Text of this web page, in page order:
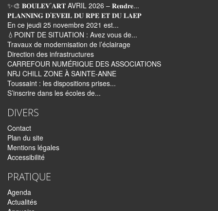
✨🎨 𝐁𝐎𝐔𝐋𝐄𝐕’𝐀𝐑𝐓 AVRIL 2026 – 𝐑𝐞𝐧𝐝𝐫𝐞...
𝐏𝐋𝐀𝐍𝐍𝐈𝐍𝐆 𝐃’𝐄𝐕𝐄𝐈𝐋 𝐃𝐔 𝐑𝐏𝐄 𝐄𝐓 𝐃𝐔 𝐋𝐀𝐄𝐏
En ce jeudi 25 novembre 2021 est...
💧POINT DE SITUATION : Avez vous de...
Travaux de modernisation de l’éclairage
Direction des infrastructures
CARREFOUR NUMÉRIQUE DES ASSOCIATIONS
NRJ CHILL ZONE À SAINTE-ANNE
Toussaint : les dispositions prises...
S’inscrire dans les écoles de...
DIVERS
Contact
Plan du site
Mentions légales
Accessibilité
PRATIQUE
Agenda
Actualités